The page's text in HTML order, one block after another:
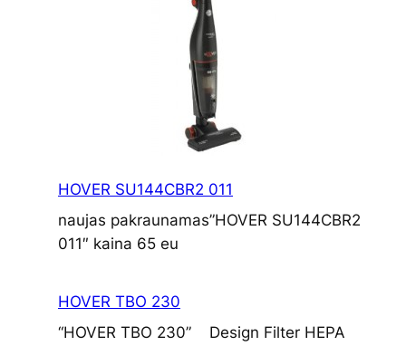
HOVER SU144CBR2 011
naujas pakraunamas”HOVER SU144CBR2
011″ kaina 65 eu
HOVER TBO 230
“HOVER TBO 230” Design Filter HEPA